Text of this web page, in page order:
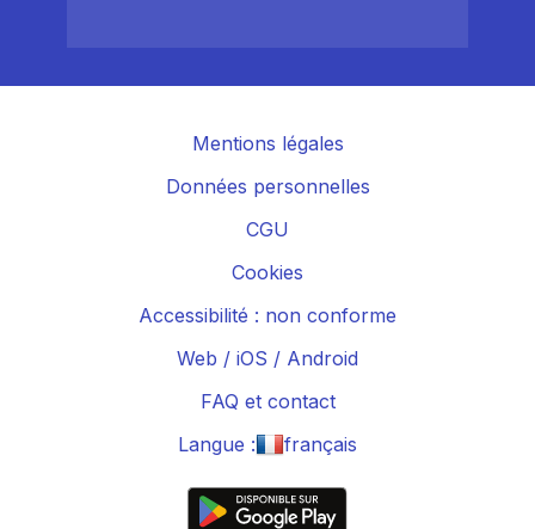
Mentions légales
Données personnelles
CGU
Cookies
Accessibilité : non conforme
Web / iOS / Android
FAQ et contact
Langue :
français